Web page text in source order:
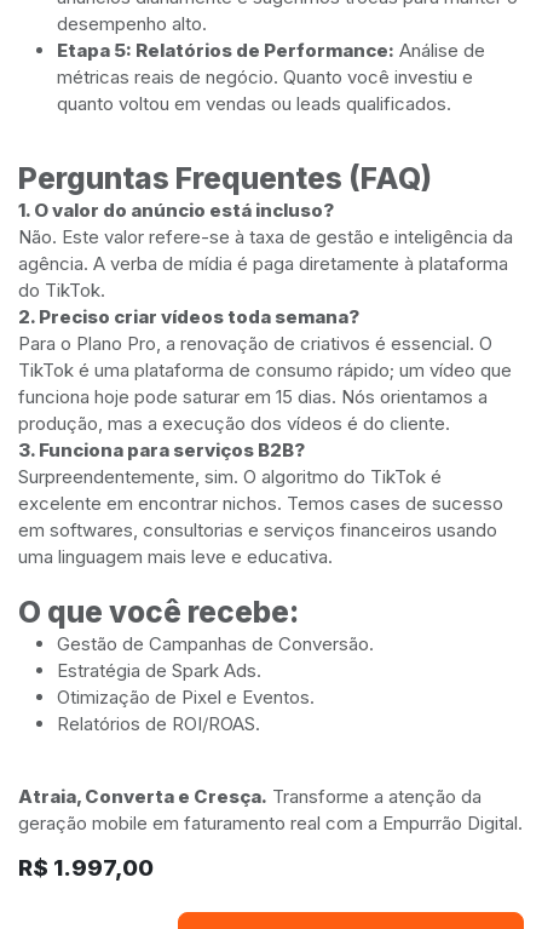
desempenho alto.
Etapa 5: Relatórios de Performance: Análise de
métricas reais de negócio. Quanto você investiu e
quanto voltou em vendas ou leads qualificados.
Perguntas Frequentes (FAQ)
1. O valor do anúncio está incluso?
Não. Este valor refere-se à taxa de gestão e inteligência da
agência. A verba de mídia é paga diretamente à plataforma
do TikTok.
2. Preciso criar vídeos toda semana?
Para o Plano Pro, a renovação de criativos é essencial. O
TikTok é uma plataforma de consumo rápido; um vídeo que
funciona hoje pode saturar em 15 dias. Nós orientamos a
produção, mas a execução dos vídeos é do cliente.
3. Funciona para serviços B2B?
Surpreendentemente, sim. O algoritmo do TikTok é
excelente em encontrar nichos. Temos cases de sucesso
em softwares, consultorias e serviços financeiros usando
uma linguagem mais leve e educativa.
O que você recebe:
Gestão de Campanhas de Conversão.
Estratégia de Spark Ads.
Otimização de Pixel e Eventos.
Relatórios de ROI/ROAS.
Atraia, Converta e Cresça. Transforme a atenção da
geração mobile em faturamento real com a Empurrão Digital.
R$ 1.997,00